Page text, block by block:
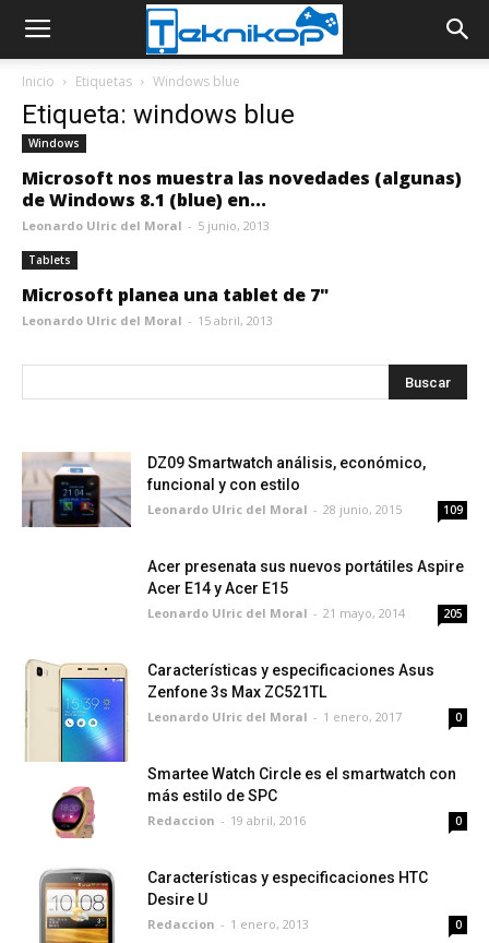
Inicio Etiquetas Windows blue
Etiqueta: windows blue
Windows
Microsoft nos muestra las novedades (algunas)
de Windows 8.1 (blue) en...
Leonardo Ulric del Moral - 5 junio, 2013
Tablets
Microsoft planea una tablet de 7"
Leonardo Ulric del Moral - 15 abril, 2013
DZ09 Smartwatch análisis, económico,
funcional y con estilo
Leonardo Ulric del Moral - 28 junio, 2015 109
Acer presenata sus nuevos portátiles Aspire
Acer E14 y Acer E15
Leonardo Ulric del Moral - 21 mayo, 2014 205
Características y especificaciones Asus
Zenfone 3s Max ZC521TL
Leonardo Ulric del Moral - 1 enero, 2017 0
Smartee Watch Circle es el smartwatch con
más estilo de SPC
Redaccion - 19 abril, 2016 0
Características y especificaciones HTC
Desire U
Redaccion - 1 enero, 2013 0